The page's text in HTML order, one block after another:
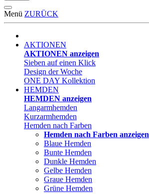
Menü ZURÜCK
AKTIONEN
AKTIONEN anzeigen
Sieben auf einen Klick
Design der Woche
ONE DAY Kollektion
HEMDEN
HEMDEN anzeigen
Langarmhemden
Kurzarmhemden
Hemden nach Farben
Hemden nach Farben anzeigen
Blaue Hemden
Bunte Hemden
Dunkle Hemden
Gelbe Hemden
Graue Hemden
Grüne Hemden